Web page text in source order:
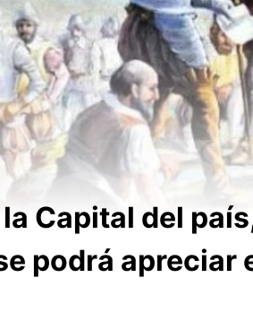
Capital del
podrá apreciar